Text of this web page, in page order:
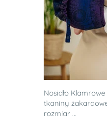
Nosidło
tkaniny
rozmiar ...